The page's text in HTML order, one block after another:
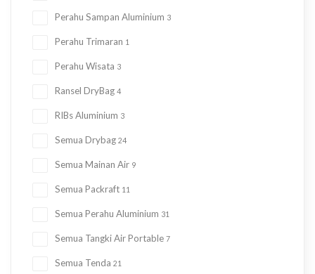
Perahu Sampan Aluminium 3
Perahu Trimaran 1
Perahu Wisata 3
Ransel DryBag 4
RIBs Aluminium 3
Semua Drybag 24
Semua Mainan Air 9
Semua Packraft 11
Semua Perahu Aluminium 31
Semua Tangki Air Portable 7
Semua Tenda 21